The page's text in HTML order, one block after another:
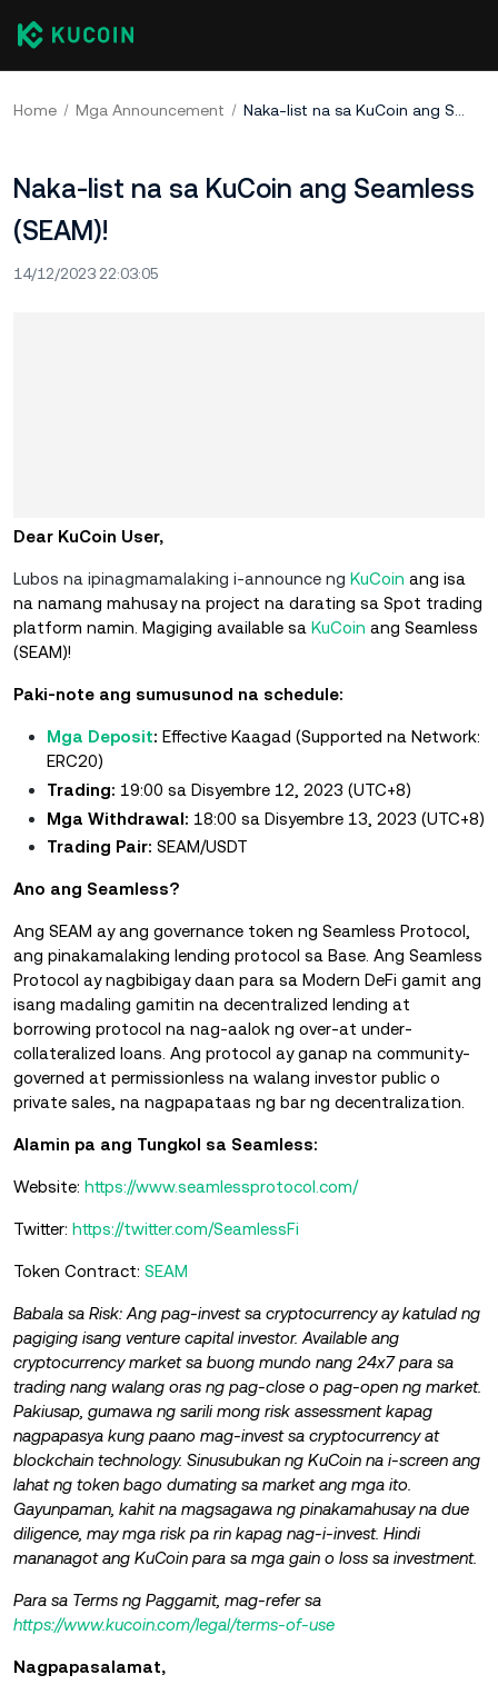
Home Mga Announcement Naka-list na sa KuCoin ang Seamless (SEAM)!
Naka-list na sa KuCoin ang Seamless
(SEAM)!
14/12/2023 22:03:05
Dear KuCoin User,
Lubos na ipinagmamalaking i-announce ng KuCoin ang isa
na namang mahusay na project na darating sa Spot trading
platform namin. Magiging available sa KuCoin ang Seamless
(SEAM)!
Paki-note ang sumusunod na schedule:
Mga Deposit: Effective Kaagad (Supported na Network:
ERC20)
Trading: 19:00 sa Disyembre 12, 2023 (UTC+8)
Mga Withdrawal: 18:00 sa Disyembre 13, 2023 (UTC+8)
Trading Pair: SEAM/USDT
Ano ang Seamless?
Ang SEAM ay ang governance token ng Seamless Protocol,
ang pinakamalaking lending protocol sa Base. Ang Seamless
Protocol ay nagbibigay daan para sa Modern DeFi gamit ang
isang madaling gamitin na decentralized lending at
borrowing protocol na nag-aalok ng over-at under-
collateralized loans. Ang protocol ay ganap na community-
governed at permissionless na walang investor public o
private sales, na nagpapataas ng bar ng decentralization.
Alamin pa ang Tungkol sa Seamless:
Website: https://www.seamlessprotocol.com/
Twitter: https://twitter.com/SeamlessFi
Token Contract: SEAM
Babala sa Risk: Ang pag-invest sa cryptocurrency ay katulad ng
pagiging isang venture capital investor. Available ang
cryptocurrency market sa buong mundo nang 24x7 para sa
trading nang walang oras ng pag-close o pag-open ng market.
Pakiusap, gumawa ng sarili mong risk assessment kapag
nagpapasya kung paano mag-invest sa cryptocurrency at
blockchain technology. Sinusubukan ng KuCoin na i-screen ang
lahat ng token bago dumating sa market ang mga ito.
Gayunpaman, kahit na magsagawa ng pinakamahusay na due
diligence, may mga risk pa rin kapag nag-i-invest. Hindi
mananagot ang KuCoin para sa mga gain o loss sa investment.
Para sa Terms ng Paggamit, mag-refer sa
https://www.kucoin.com/legal/terms-of-use
Nagpapasalamat,